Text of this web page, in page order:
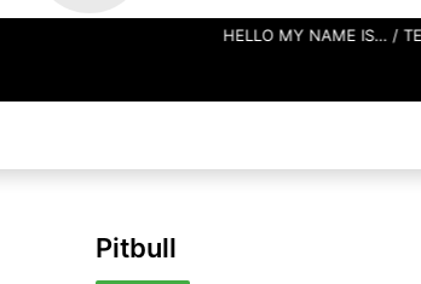
HELLO MY NAME IS… / TEMPALAY
Pitbull